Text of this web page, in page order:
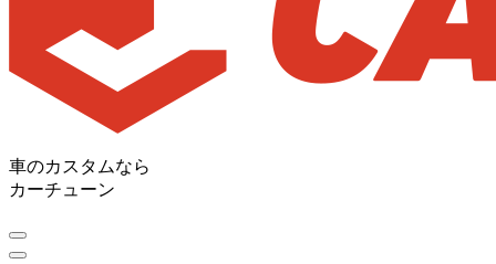
車のカスタムなら
カーチューン